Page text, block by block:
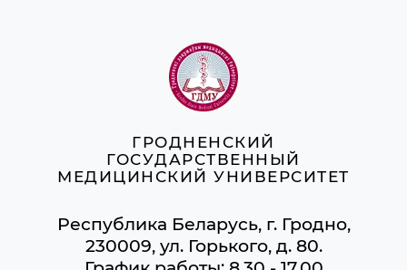
ГРОДНЕНСКИЙ
ГОСУДАРСТВЕННЫЙ
МЕДИЦИНСКИЙ УНИВЕРСИТЕТ
Республика Беларусь, г. Гродно,
230009, ул. Горького, д. 80.